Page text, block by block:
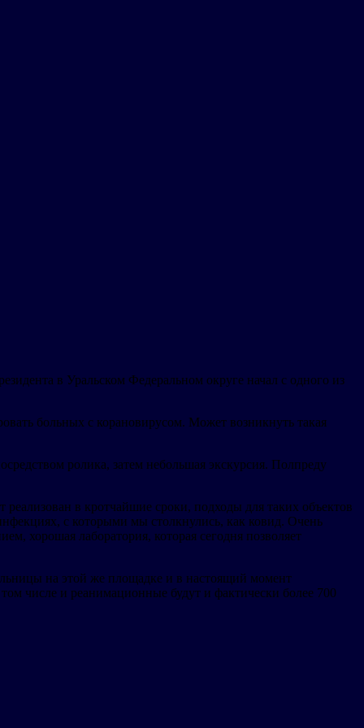
в Уральском Федеральном округе начал с одного из
больных с корановирусом. Может возникнуть такая
ролика, затем небольшая экскурсия. Полпреду
в кротчайшие сроки, подходы для таких объектов
с которыми мы столкнулись, как ковид. Очень
хорошая лаборатория, которая сегодня позволяет
на этой же площадке и в настоящий момент
числе и реанимационные будут и фактически более 700